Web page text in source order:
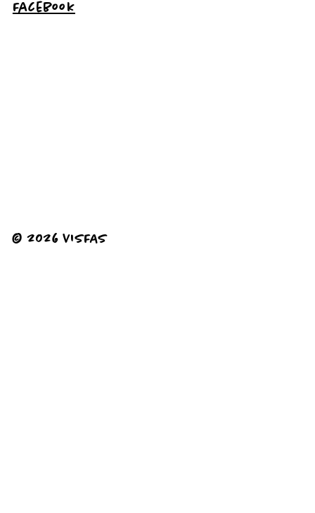
Facebook
© 2026 VISFAS